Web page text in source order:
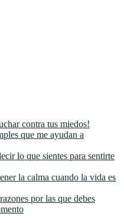
contra tus miedos!
que me ayudan a
lo que sientes para sentirte
la calma cuando la vida es
por las que debes